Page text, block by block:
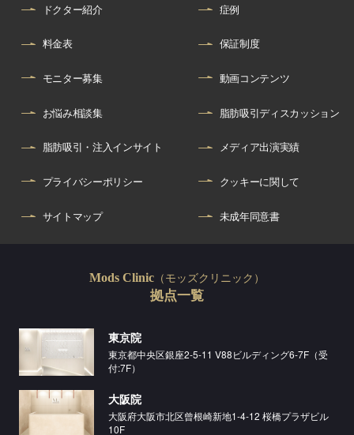
ドクター紹介 症例
料金表 保証制度
モニター募集 動画コンテンツ
お悩み相談集 脂肪吸引ディスカッション
脂肪吸引・注入インサイト メディア出演実績
プライバシーポリシー クッキーに関して
サイトマップ 未成年同意書
Mods Clinic （モッズクリニック）
拠点一覧
東京院
東京都中央区銀座2-5-11 V88ビルディング6-7F（受
付:7F）
大阪院
大阪府大阪市北区曾根崎新地1-4-12 桜橋プラザビル
10F